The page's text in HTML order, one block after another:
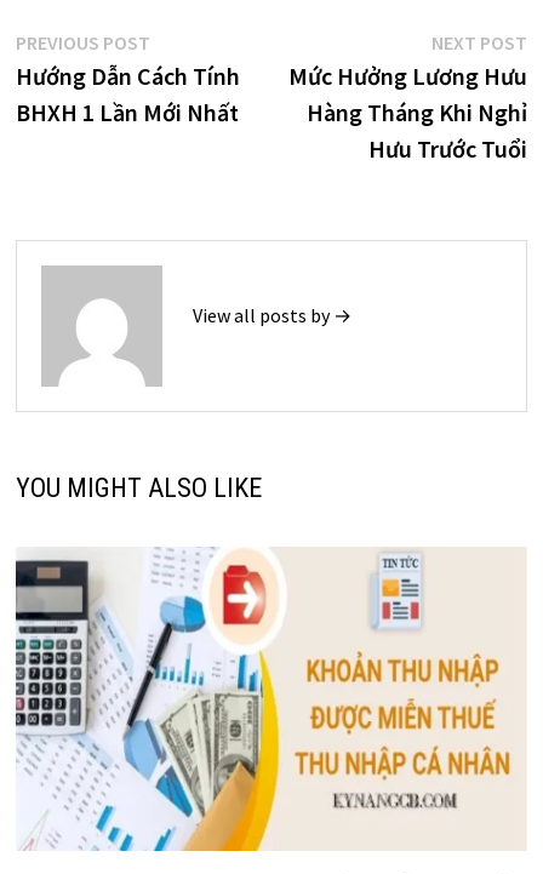
Điều
hướng
PREVIOUS POSTPrevious
post:
Hướng Dẫn Cách Tính
BHXH 1 Lần Mới Nhất
NEXT POST
Mức Hưởng Lương Hưu
Hàng Tháng Khi Nghỉ
Hưu Trước Tuổi
View all posts by →
YOU MIGHT ALSO LIKE